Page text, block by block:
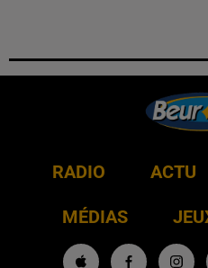
RADIO ACTU
MÉDIAS